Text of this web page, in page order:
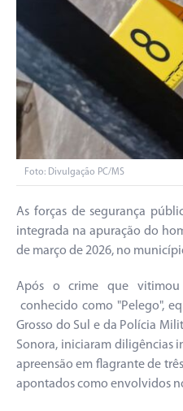
Foto: Divulgação PC/MS
As forças de segurança
integrada na apuração do
de março de 2026, no
Após o crime que vitimou
conhecido como "Pelego",
Grosso do Sul e da Polícia
Sonora, iniciaram diligências
apreensão em flagrante de
apontados como envolvidos